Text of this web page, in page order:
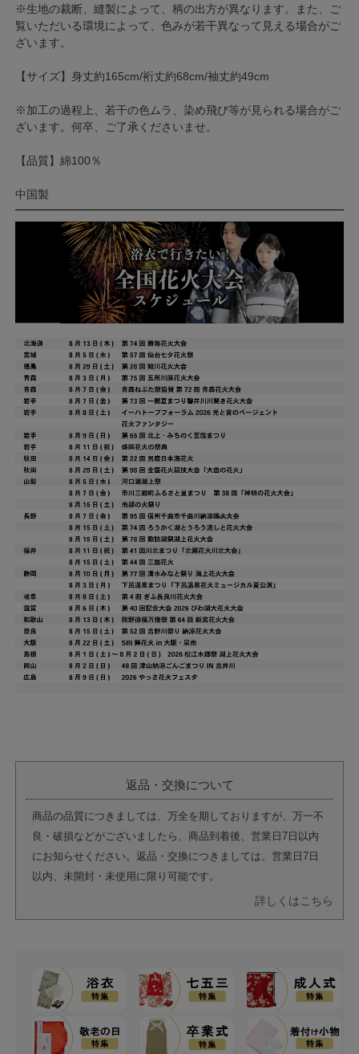
※生地の裁断、縫製によって、柄の出方が異なります。また、ご
覧いただいる環境によって、色みが若干異なって見える場合がご
ざいます。
【サイズ】身丈約165cm/裄丈約68cm/袖丈約49cm
※加工の過程上、若干の色ムラ、染め飛び等が見られる場合がご
ざいます。何卒、ご了承くださいませ。
【品質】綿100％
中国製
返品・交換について
商品の品質につきましては、万全を期しておりますが、万一不
良・破損などがございましたら、商品到着後、営業日7日以内
にお知らせください。返品・交換につきましては、営業日7日
以内、未開封・未使用に限り可能です。
詳しくはこちら